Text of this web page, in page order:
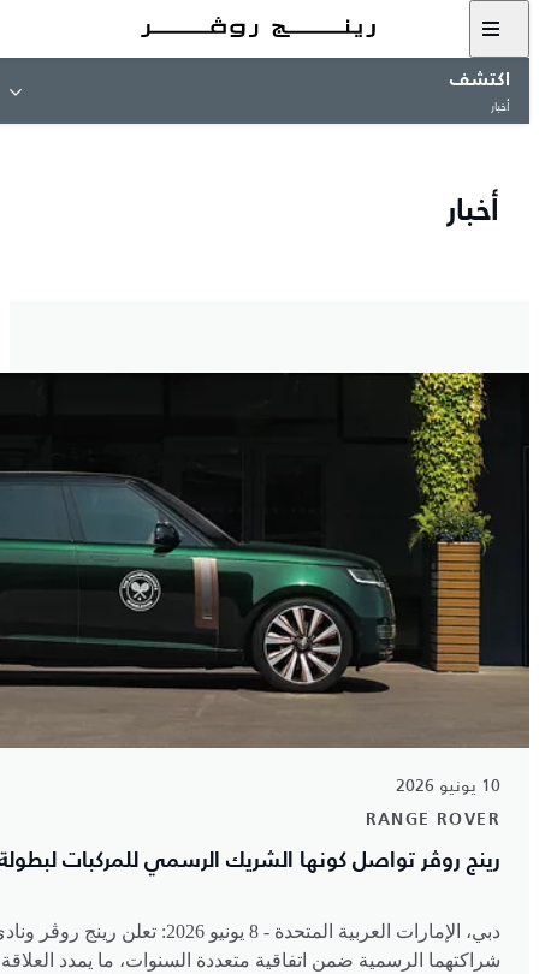
اكتشف
أخبار
أخبار
10 يونيو 2026
RANGE ROVER
رينج روڤر تواصل كونها الشريك الرسمي للمركبات
دبي، الإمارات العربية المتحدة 8 -
يونيو 2026: تعلن رينج
شراكتهما الرسمية ضمن اتفاقية متعددة السنوات، ما يمدد